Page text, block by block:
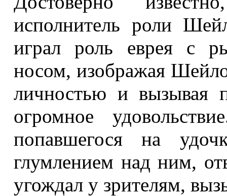
исполнитель роли
играл роль еврея с
носом, изображая
личностью и вызывая
огромное
попавшегося на
глумлением над ним,
угождал у зрителям,